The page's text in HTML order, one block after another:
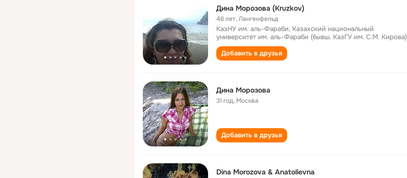
Дина Морозова (Kruzkov)
46 лет,Лангенфельд
КазНУ им. аль-Фараби, Казахский национальный
университет им. аль-Фараби (бывш. КазГУ им. С.М. Кирова)
Добавить в друзья
Дина Морозова
31 год, Москва
Добавить в друзья
Dina Morozova & Anatolievna